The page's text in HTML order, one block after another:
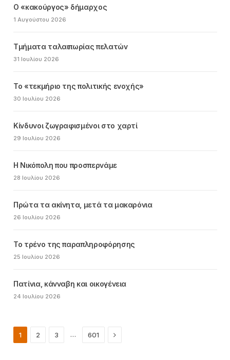
Ο «κακούργος» δήμαρχος
1 Αυγούστου 2026
Τμήματα ταλαιπωρίας πελατών
31 Ιουλίου 2026
Το «τεκμήριο της πολιτικής ενοχής»
30 Ιουλίου 2026
Κίνδυνοι ζωγραφισμένοι στο χαρτί
29 Ιουλίου 2026
Η Νικόπολη που προσπερνάμε
28 Ιουλίου 2026
Πρώτα τα ακίνητα, μετά τα μακαρόνια
26 Ιουλίου 2026
Το τρένο της παραπληροφόρησης
25 Ιουλίου 2026
Πατίνια, κάνναβη και οικογένεια
24 Ιουλίου 2026
1 2 3 … 601 Next